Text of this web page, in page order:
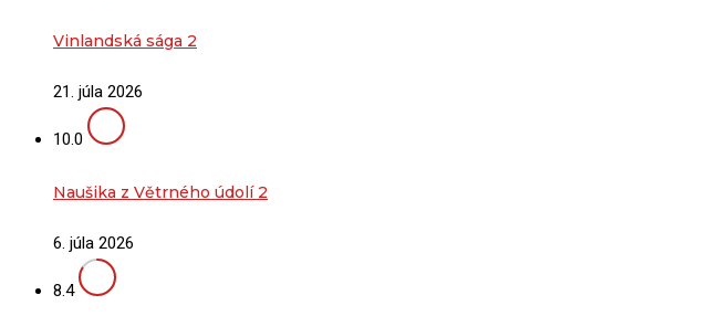
Vinlandská sága 2
21. júla 2026
10.0
Naušika z Větrného údolí 2
6. júla 2026
8.4